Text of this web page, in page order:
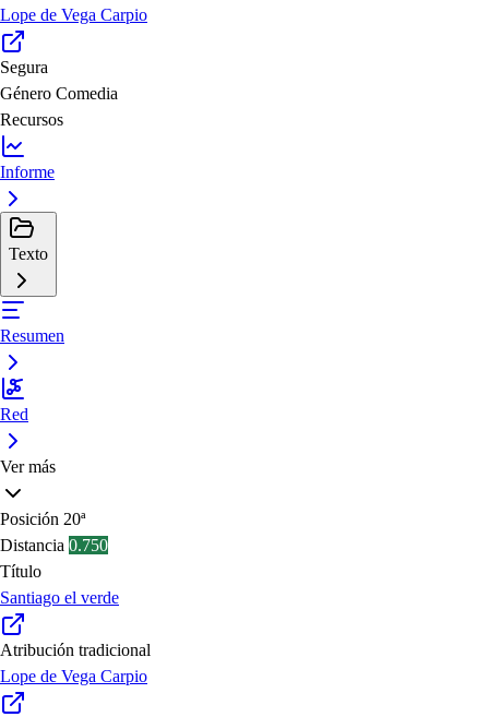
Lope de Vega Carpio
Segura
Género Comedia
Recursos
Informe
Texto
Resumen
Red
Ver más
Posición 20ª
Distancia 0.750
Título
Santiago el verde
Atribución tradicional
Lope de Vega Carpio